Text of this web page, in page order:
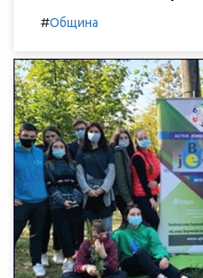
#Община